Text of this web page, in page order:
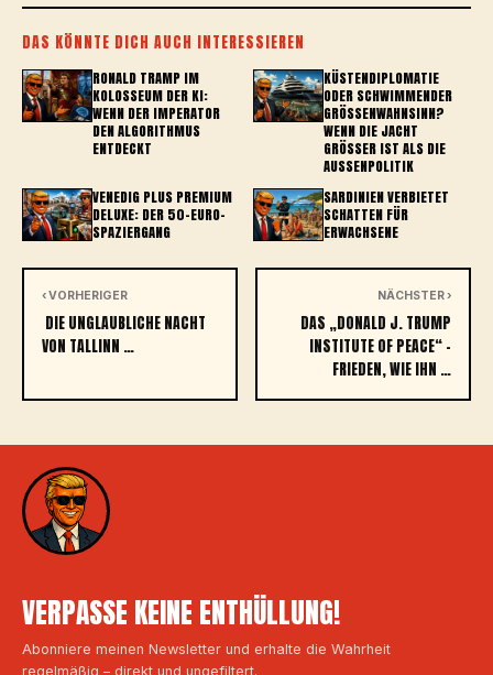
DAS KÖNNTE DICH AUCH INTERESSIEREN
RONALD TRAMP IM
KOLOSSEUM DER KI:
WENN DER IMPERATOR
DEN ALGORITHMUS
ENTDECKT
KÜSTENDIPLOMATIE
ODER SCHWIMMENDER
GRÖSSENWAHNSINN? W
ENN DIE JACHT G
RÖSSER IST ALS DIE AU
SSENPOLITIK
VENEDIG PLUS PREMIUM
DELUXE: DER 50-EURO-
SPAZIERGANG
SARDINIEN VERBIETET
SCHATTEN FÜR
ERWACHSENE
‹ VORHERIGER
DIE UNGLAUBLICHE NACHT
VON TALLINN …
NÄCHSTER ›
DAS „DONALD J. TRUMP
INSTITUTE OF PEACE“ –
FRIEDEN, WIE IHN …
VERPASSE KEINE ENTHÜLLUNG!
Abonniere meinen Newsletter und erhalte die Wahrheit
regelmäßig – direkt und ungefiltert.